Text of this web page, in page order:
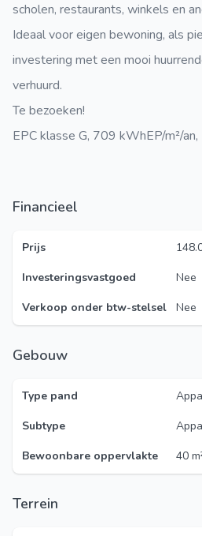
scholen, restaurants, winkels en
Ideaal voor eigen bewoning, als
investering met een mooi
verhuurd.
Te bezoeken!
EPC klasse G, 709 kWhEP/m²/an,
Financieel
Prijs
Investeringsvastgoed
Nee
Verkoop onder btw-stelsel
Nee
Gebouw
Type pand
Subtype
Bewoonbare oppervlakte
40
Terrein